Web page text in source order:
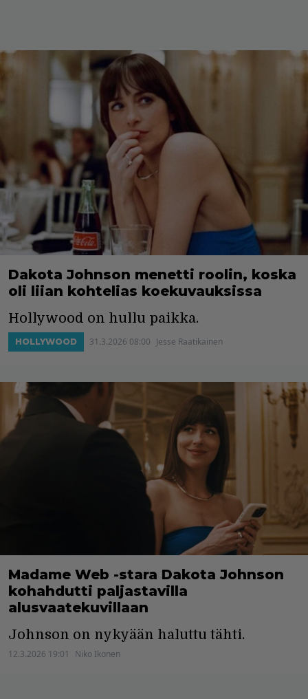
Dakota Johnson menetti roolin, koska
oli liian kohtelias koekuvauksissa
Hollywood on hullu paikka.
HOLLYWOOD 31.3.2026 08:00 Jesse Raatikainen
Madame Web -stara Dakota Johnson
kohahdutti paljastavilla
alusvaatekuvillaan
Johnson on nykyään haluttu tähti.
12.3.2026 19:01 Niko Ikonen